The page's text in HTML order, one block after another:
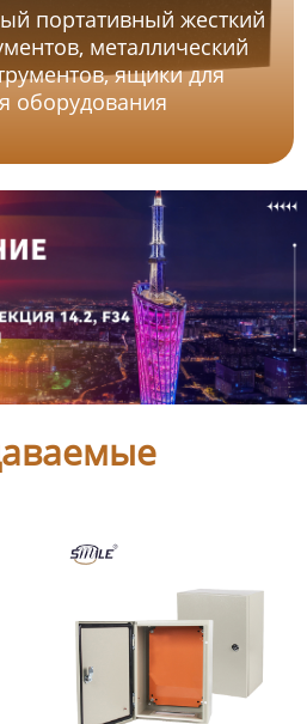
портативный жесткий
металлический
ящики для
оборудования